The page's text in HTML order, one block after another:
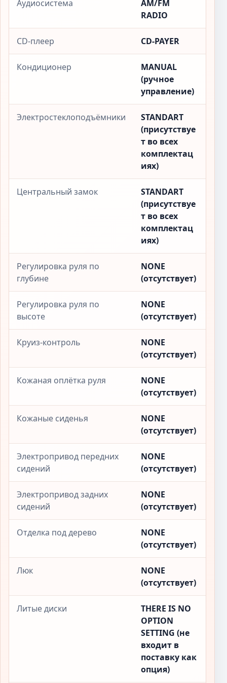
Аудиосистема
AM/FM
RADIO
CD-плеер CD-PAYER
Кондиционер
MANUAL
(ручное
управление)
Электростеклоподъёмники
STANDART
(присутствуе
т во всех
комплектац
иях)
Центральный замок
STANDART
(присутствуе
т во всех
комплектац
иях)
Регулировка руля по
глубине
NONE
(отсутствует)
Регулировка руля по
высоте
NONE
(отсутствует)
Круиз-контроль
NONE
(отсутствует)
Кожаная оплётка руля
NONE
(отсутствует)
Кожаные сиденья
NONE
(отсутствует)
Электропривод передних
сидений
NONE
(отсутствует)
Электропривод задних
сидений
NONE
(отсутствует)
Отделка под дерево
NONE
(отсутствует)
Люк
NONE
(отсутствует)
Литые диски
THERE IS NO
OPTION
SETTING (не
входит в
поставку как
опция)